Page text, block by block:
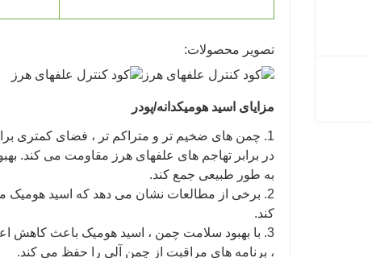
تصویر محصولات:
مزایای اسید هومیکدانه/پودر
1. چمن های ضخیم تر و متراکم تر ، فضای کمتری
در برابر تهاجم های علفهای هرز مقاومت می کند.
به طور طبیعی جمع کند.
2. برخی از مطالعات نشان می دهد که اسید هومیک
کند.
3. با بهبود سلامت چمن ، اسید هومیک باعث
، برنامه های مراقبت از چمن آلی را حفظ می کند.